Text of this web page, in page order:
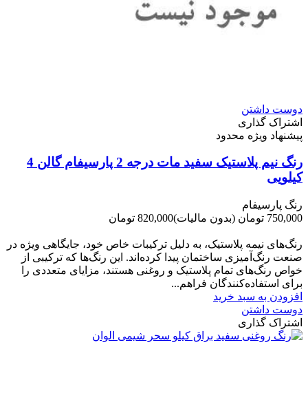
دوست داشتن
اشتراک گذاری
پیشنهاد ویژه محدود
رنگ نیم پلاستیک سفید مات درجه 2 پارسیفام گالن 4
کیلویی
رنگ پارسیفام
750,000 تومان
(بدون مالیات)820,000 تومان
رنگ‌های نیمه پلاستیک، به دلیل ترکیبات خاص خود، جایگاهی ویژه در
صنعت رنگ‌آمیزی ساختمان پیدا کرده‌اند. این رنگ‌ها که ترکیبی از
خواص رنگ‌های تمام پلاستیک و روغنی هستند، مزایای متعددی را
برای استفاده‌کنندگان فراهم...
افزودن به سبد خرید
دوست داشتن
اشتراک گذاری